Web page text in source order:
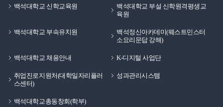
백석대학교 신학교육원
백석대학교 부설 신학원격평생교
육원
백석대학교 부속유치원
백석정신아카데미(웨스트민스터
소요리문답 강해)
백석대학교 채용안내 K-디지털 사업단
취업진로지원처(대학일자리플러
스센터)
성과관리시스템
백석대학교총동창회(학부)